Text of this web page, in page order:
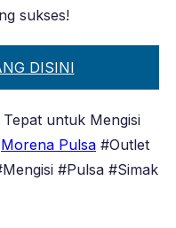
sukses!
DISINI
untuk Mengisi
Morena Pulsa #Outlet
#Pulsa #Simak